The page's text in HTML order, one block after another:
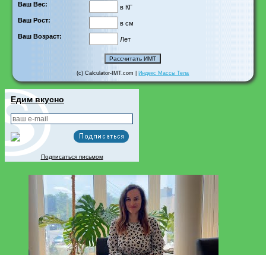
Ваш Вес:
в КГ
Ваш Рост:
в см
Ваш Возраст:
Лет
(c) Calculator-IMT.com | Индекс Массы Тела
Едим вкусно
Подписаться письмом